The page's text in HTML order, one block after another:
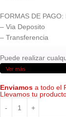
FORMAS DE
– Via Deposito
– Transferencia
Puede realizar
Ver más
Enviamos a todo el
Llevamos tu